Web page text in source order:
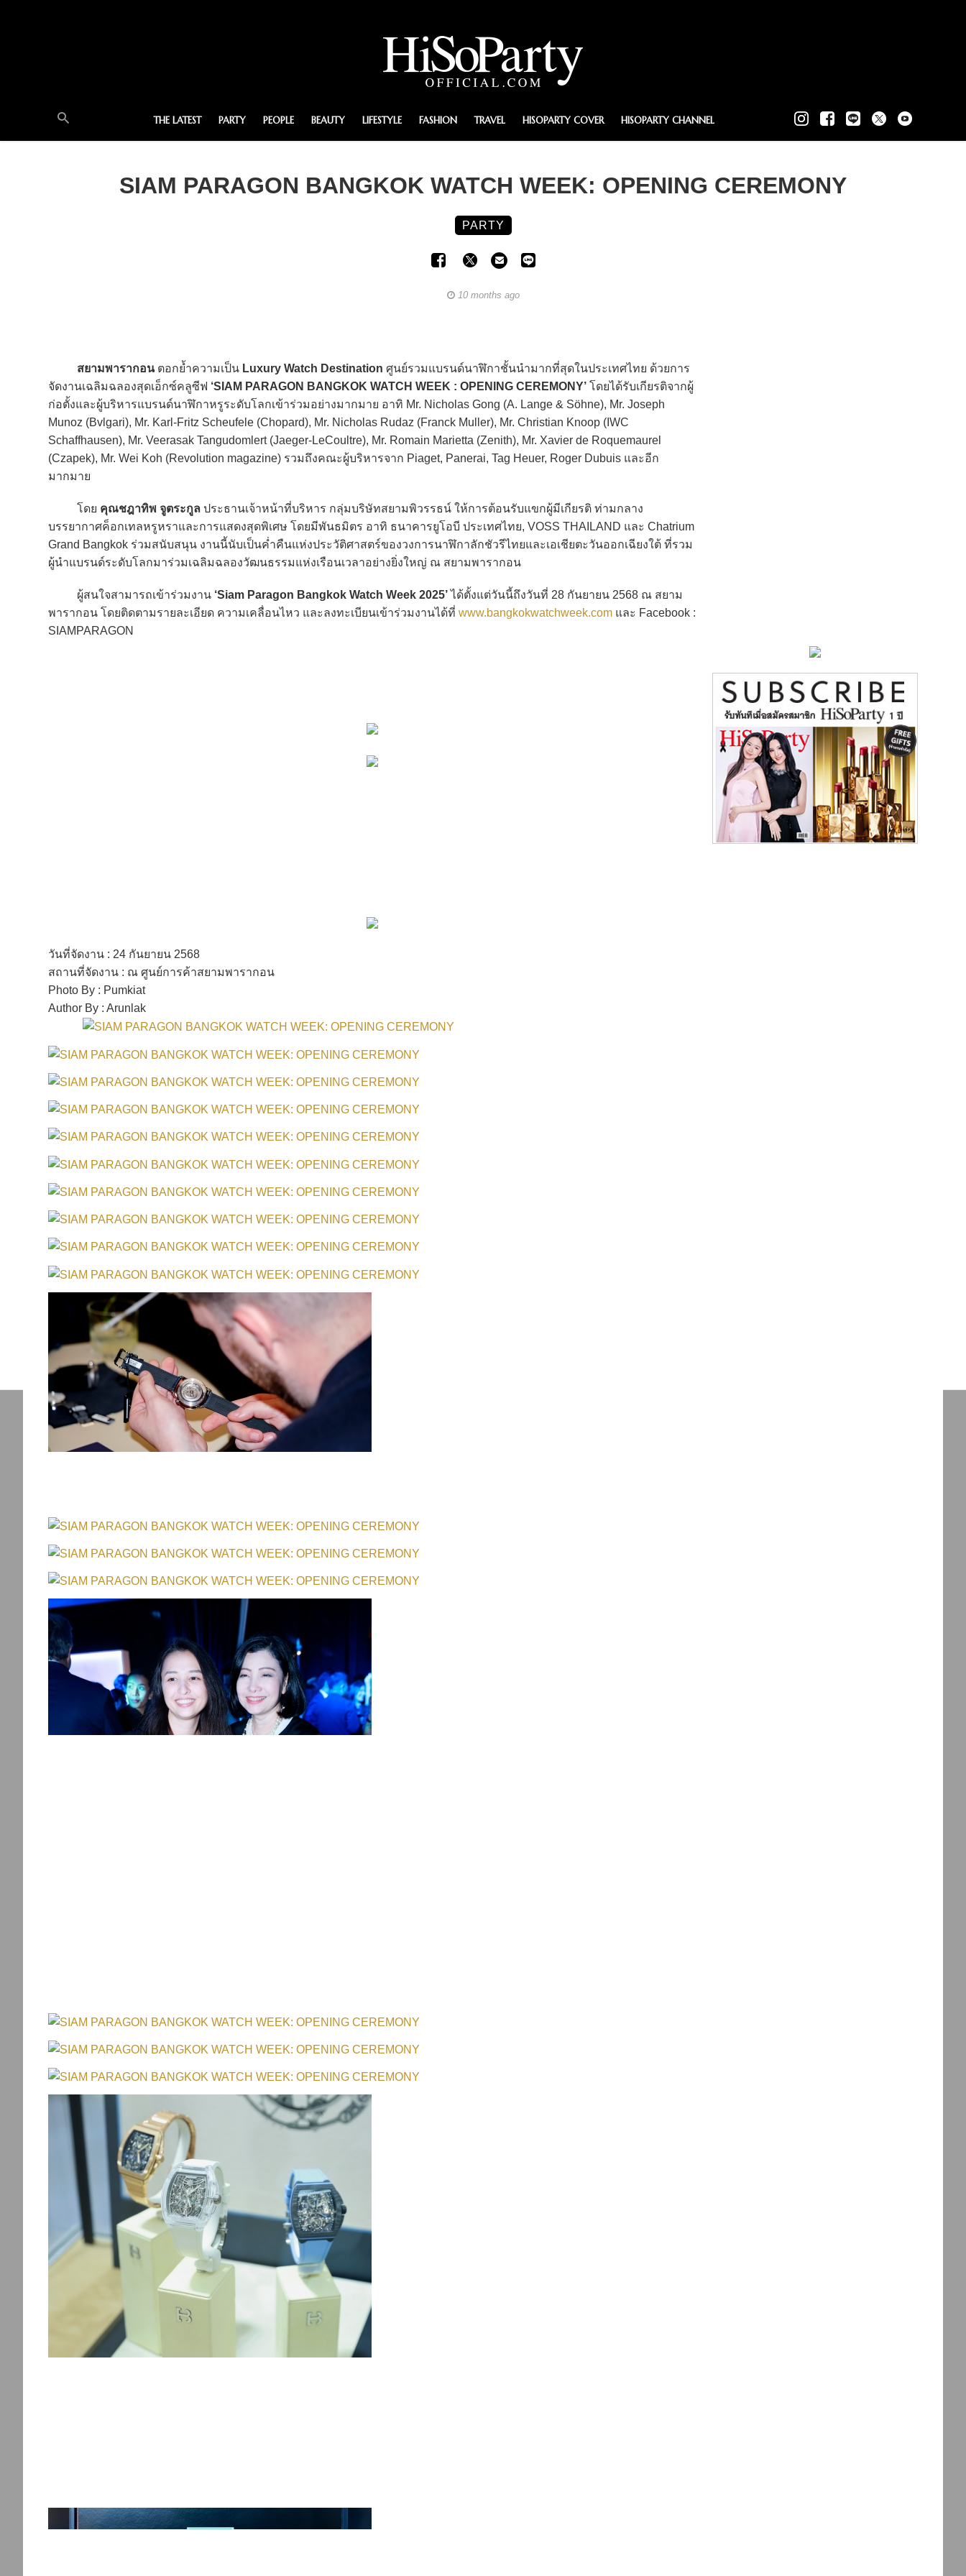
THE LATEST PARTY PEOPLE BEAUTY LIFESTYLE FASHION TRAVEL HISOPARTY COVER HISOPARTY CHANNEL
SIAM PARAGON BANGKOK WATCH WEEK: OPENING CEREMONY
PARTY
10 months ago
สยามพารากอนตอกย้ำความเป็น Luxury Watch Destination ศูนย์รวมแบรนด์นาฬิกาชั้นนำมากที่สุดในประเทศไทย ด้วยการ
จัดงานเฉลิมฉลองสุดเอ็กซ์คลูซีฟ ‘SIAM PARAGON BANGKOK WATCH WEEK : OPENING CEREMONY’ โดยได้รับเกียรติจากผู้
ก่อตั้งและผู้บริหารแบรนด์นาฬิกาหรูระดับโลกเข้าร่วมอย่างมากมาย อาทิ Mr. Nicholas Gong (A. Lange & Söhne), Mr. Joseph
Munoz (Bvlgari), Mr. Karl-Fritz Scheufele (Chopard), Mr. Nicholas Rudaz (Franck Muller), Mr. Christian Knoop (IWC
Schaffhausen), Mr. Veerasak Tangudomlert (Jaeger-LeCoultre), Mr. Romain Marietta (Zenith), Mr. Xavier de Roquemaurel
(Czapek), Mr. Wei Koh (Revolution magazine) รวมถึงคณะผู้บริหารจาก Piaget, Panerai, Tag Heuer, Roger Dubuis และอีก
มากมาย
โดย คุณชฎาทิพ จูตระกูล ประธานเจ้าหน้าที่บริหาร กลุ่มบริษัทสยามพิวรรธน์ ให้การต้อนรับแขกผู้มีเกียรติ ท่ามกลาง
บรรยากาศค็อกเทลหรูหราและการแสดงสุดพิเศษ โดยมีพันธมิตร อาทิ ธนาคารยูโอบี ประเทศไทย, VOSS THAILAND และ Chatrium
Grand Bangkok ร่วมสนับสนุน งานนี้นับเป็นค่ำคืนแห่งประวัติศาสตร์ของวงการนาฬิกาลักชัวรีไทยและเอเชียตะวันออกเฉียงใต้ ที่รวม
ผู้นำแบรนด์ระดับโลกมาร่วมเฉลิมฉลองวัฒนธรรมแห่งเรือนเวลาอย่างยิ่งใหญ่ ณ สยามพารากอน
ผู้สนใจสามารถเข้าร่วมงาน ‘Siam Paragon Bangkok Watch Week 2025’ได้ตั้งแต่วันนี้ถึงวันที่ 28 กันยายน 2568 ณ สยาม
พารากอน โดยติดตามรายละเอียด ความเคลื่อนไหว และลงทะเบียนเข้าร่วมงานได้ที่ www.bangkokwatchweek.com และ Facebook :
SIAMPARAGON
วันที่จัดงาน : 24 กันยายน 2568
สถานที่จัดงาน : ณ ศูนย์การค้าสยามพารากอน
Photo By : Pumkiat
Author By : Arunlak